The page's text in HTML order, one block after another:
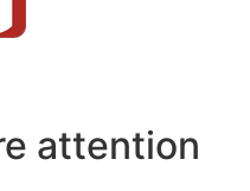
attention